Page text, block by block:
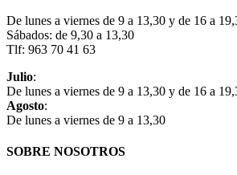
De lunes a viernes de 9 a 13,30 y de 16 a
Sábados: de 9,30 a 13,30
Tlf: 963 70 41 63
Julio:
De lunes a viernes de 9 a 13,30 y de 16 a
Agosto:
De lunes a viernes de 9 a 13,30
SOBRE NOSOTROS